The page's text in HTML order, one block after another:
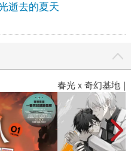
逝去的夏天